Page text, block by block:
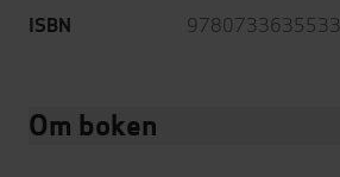
ISBN 9780733635533
Om boken